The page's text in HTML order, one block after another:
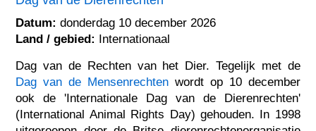
Datum: donderdag 10 december 2026
Land / gebied: Internationaal
Dag van de Rechten van het Dier. Tegelijk met de
Dag van de Mensenrechten wordt op 10 december
ook de 'Internationale Dag van de Dierenrechten'
(International Animal Rights Day) gehouden. In 1998